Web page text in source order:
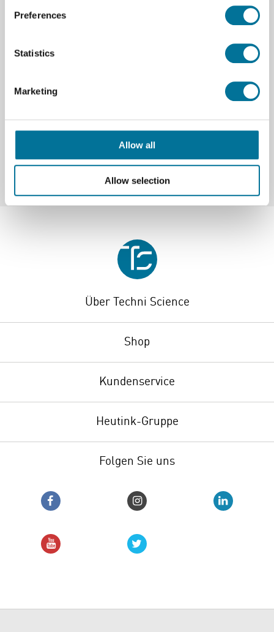
Preferences
Statistics
Marketing
Allow all
Allow selection
Beschreibung
Materialien (RRS)
Spezifikationen
Marke Vernier
Über Techni Science
Shop
Kundenservice
Heutink-Gruppe
Folgen Sie uns